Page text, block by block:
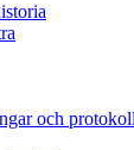
och protokoll